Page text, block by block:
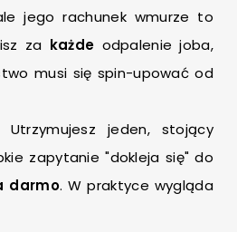
jego rachunek wmurze to
za każde odpalenie joba,
musi się spin-upować od
Utrzymujesz jeden, stojący
zapytanie "dokleja się" do
darmo. W praktyce wygląda